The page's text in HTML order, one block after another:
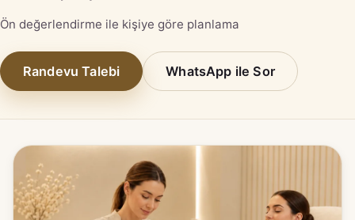
Ön değerlendirme ile kişiye göre planlama
Randevu Talebi WhatsApp ile Sor